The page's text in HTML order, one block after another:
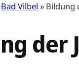
Bad Vilbel » Bildung
der